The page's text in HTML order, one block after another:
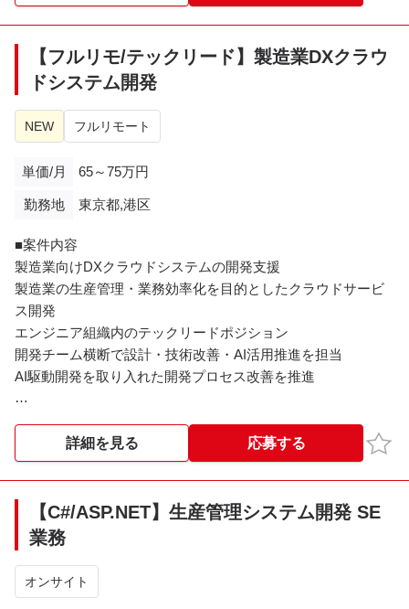
続実施予定（この保守とは別のPJ活動）
<Ｂシステム>
認証方式として、ALBのOIDC認証を使用し、Azure EntraIDを
用いたSSO認証を行う
開発物（djangoアプリ）+その実行基盤(AWS)が保守範囲とな
る
【フルリモ/テックリード】製造業DXクラウ
ドシステム開発
NEW フルリモート
単価/月 65～75万円
勤務地 東京都,港区
■案件内容
製造業向けDXクラウドシステムの開発支援
製造業の生産管理・業務効率化を目的としたクラウドサービ
ス開発
エンジニア組織内のテックリードポジション
開発チーム横断で設計・技術改善・AI活用推進を担当
AI駆動開発を取り入れた開発プロセス改善を推進
詳細設計および開発リード
コードレビュー品質・基準の改善
技術的負債の整理、優先順位付け、改善推進
Claude Code / Devin / Gemini等を活用したAI駆動開発推進
AI活用ベストプラクティスの整備・ドキュメント化
担当領域の概要設計・アーキテクチャ設計
チームの技術的意思決定支援
詳細を見る 応募する お気
【C#/ASP.NET】生産管理システム開発 SE
業務
オンサイト